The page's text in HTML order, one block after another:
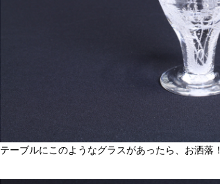
テーブルにこのようなグラスがあったら、お洒落！